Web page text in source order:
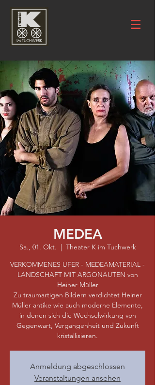
MEDEA
Sa., 01. Okt.
  |
Theater K im Tuchwerk
VERKOMMENES UFER - MEDEAMATERIAL -
LANDSCHAFT MIT ARGONAUTEN von
Heiner Müller
Zu traumartigen Bildern verdichtet Heiner
Müller antike wie auch moderne Elemente,
in denen sich die Wechselwirkung von
Gegenwart, Vergangenheit und Zukunft
kristallisieren.
Anmeldung abgeschlossen
Veranstaltungen ansehen